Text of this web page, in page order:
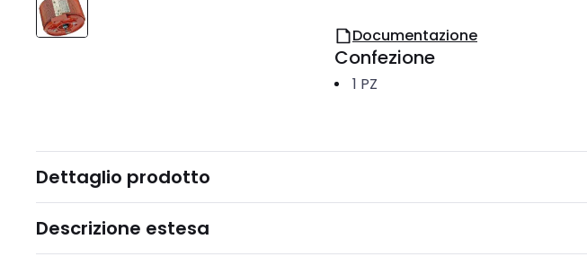
Documentazione
Confezione
1 PZ
Dettaglio prodotto
Descrizione estesa